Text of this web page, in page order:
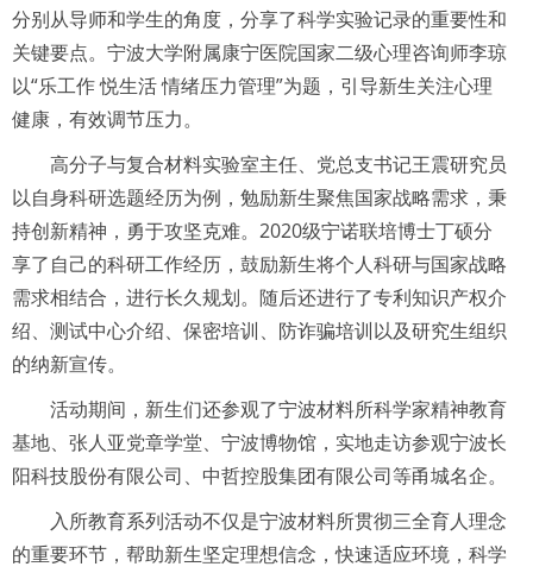
分别从导师和学生的角度，分享了科学实验记录的重要性和
关键要点。宁波大学附属康宁医院国家二级心理咨询师李琼
以“乐工作 悦生活 情绪压力管理”为题，引导新生关注心理
健康，有效调节压力。
高分子与复合材料实验室主任、党总支书记王震研究员
以自身科研选题经历为例，勉励新生聚焦国家战略需求，秉
持创新精神，勇于攻坚克难。2020级宁诺联培博士丁硕分
享了自己的科研工作经历，鼓励新生将个人科研与国家战略
需求相结合，进行长久规划。随后还进行了专利知识产权介
绍、测试中心介绍、保密培训、防诈骗培训以及研究生组织
的纳新宣传。
活动期间，新生们还参观了宁波材料所科学家精神教育
基地、张人亚党章学堂、宁波博物馆，实地走访参观宁波长
阳科技股份有限公司、中哲控股集团有限公司等甬城名企。
入所教育系列活动不仅是宁波材料所贯彻三全育人理念
的重要环节，帮助新生坚定理想信念，快速适应环境，科学